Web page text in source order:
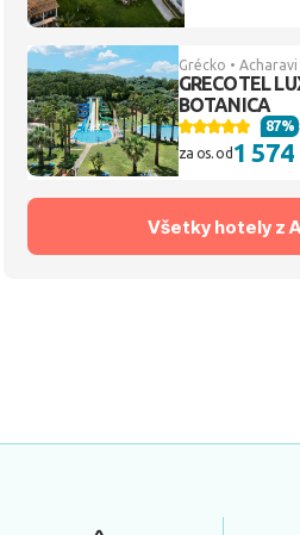
Grécko • Acharavi
GRECOTEL
BOTANICA
87%
za os. od 1 574
Všetky hotely z